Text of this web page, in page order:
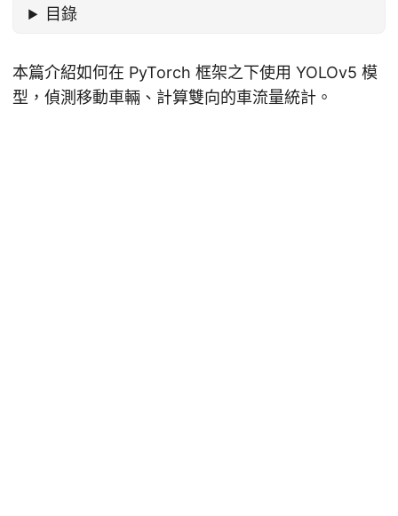
目錄
本篇介紹如何在 PyTorch 框架之下使用 YOLOv5 模
型，偵測移動車輛、計算雙向的車流量統計。